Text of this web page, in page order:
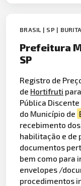
BRASIL | SP |
Prefeitura
SP
Registro de
de Hortifruti
Pública
do Município de
recebimento dos
habilitação e de
documentos
bem como para
envelopes /
procedimentos